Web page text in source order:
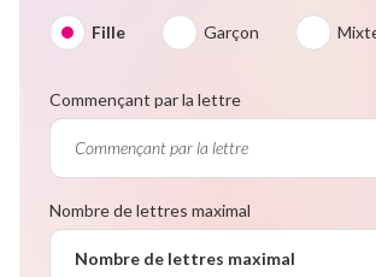
Fille Garçon
Commençant par la lettre
Nombre de lettres maximal
Nombre de lettres maximal